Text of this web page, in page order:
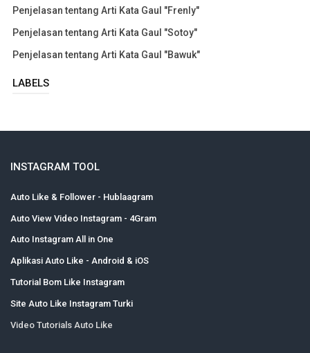
Penjelasan tentang Arti Kata Gaul "Frenly"
Penjelasan tentang Arti Kata Gaul "Sotoy"
Penjelasan tentang Arti Kata Gaul "Bawuk"
LABELS
INSTAGRAM TOOL
Auto Like & Follower - Hublaagram
Auto View Video Instagram - 4Gram
Auto Instagram All in One
Aplikasi Auto Like - Android & iOS
Tutorial Bom Like Instagram
Site Auto Like Instagram Turki
Video Tutorials Auto Like